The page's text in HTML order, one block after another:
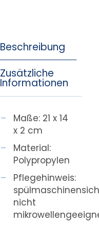
Beschreibung
Zusätzliche
Informationen
Maße: 21 x 14
x 2 cm
Material:
Polypropylen
Pflegehinweis:
nicht